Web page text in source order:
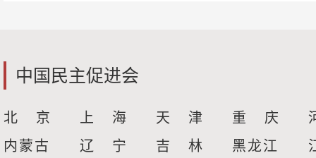
中国民主促进会
北 京 上 海 天 津 重 庆
内蒙古
辽 宁 吉 林 黑龙江